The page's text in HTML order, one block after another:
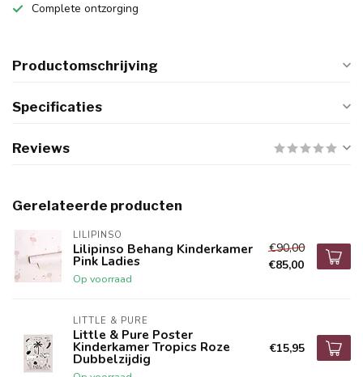
Complete ontzorging
Productomschrijving
Specificaties
Reviews
Gerelateerde producten
LILIPINSO
Lilipinso Behang Kinderkamer
Pink Ladies
Op voorraad
€90,00
€85,00
LITTLE & PURE
Little & Pure Poster
Kinderkamer Tropics Roze
Dubbelzijdig
€15,95